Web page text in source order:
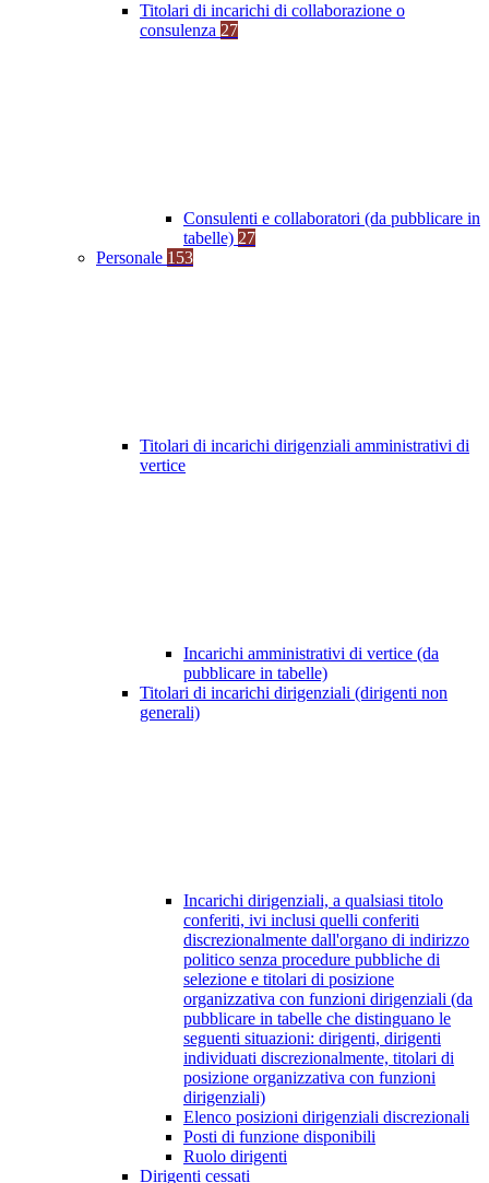
Titolari di incarichi di collaborazione o
consulenza 27
Consulenti e collaboratori (da pubblicare in
tabelle) 27
Personale 153
Titolari di incarichi dirigenziali amministrativi di
vertice
Incarichi amministrativi di vertice (da
pubblicare in tabelle)
Titolari di incarichi dirigenziali (dirigenti non
generali)
Incarichi dirigenziali, a qualsiasi titolo
conferiti, ivi inclusi quelli conferiti
discrezionalmente dall'organo di indirizzo
politico senza procedure pubbliche di
selezione e titolari di posizione
organizzativa con funzioni dirigenziali (da
pubblicare in tabelle che distinguano le
seguenti situazioni: dirigenti, dirigenti
individuati discrezionalmente, titolari di
posizione organizzativa con funzioni
dirigenziali)
Elenco posizioni dirigenziali discrezionali
Posti di funzione disponibili
Ruolo dirigenti
Dirigenti cessati